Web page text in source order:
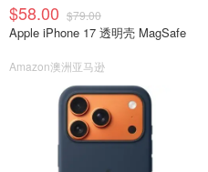
$58.00 $79.00
Apple iPhone 17 透明壳 MagSafe
Amazon澳洲亚马逊